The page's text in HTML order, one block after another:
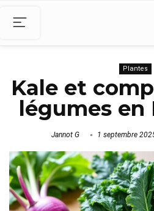
Plantes
Kale et
légumes en
Jannot G 1 septembre